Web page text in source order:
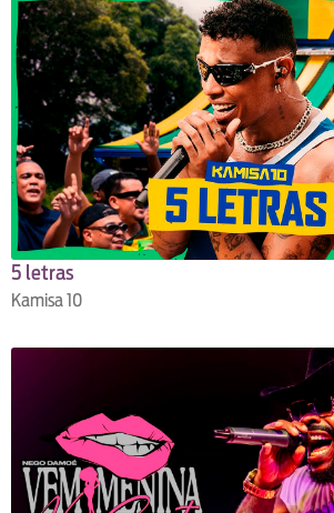
5 letras
Kamisa 10